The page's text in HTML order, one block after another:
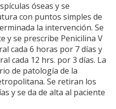
óseas y se
con puntos simples de
la intervención. Se
y se prescribe Penicilina V
cada 6 horas por 7 días y
cada 12 hrs. por 3 días. La
de patología de la
Se retiran los
y se da de alta al paciente